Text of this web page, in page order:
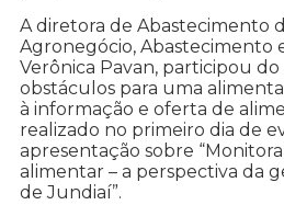
A diretora de Abastecimento
Agronegócio, Abastecimento
Verônica Pavan, participou
obstáculos para uma
à informação e oferta de
realizado no primeiro dia de
apresentação sobre
alimentar – a perspectiva da
de Jundiaí”.